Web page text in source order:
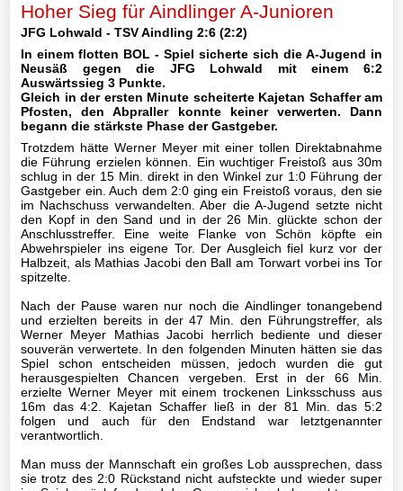
II-
Mannschaft
III-
Mannschaft
Seniorenfußball
Jugendfußball
A1-
Jugend
Archiv
A2-
Jugend
B1-
Jugend
B2-
Jugend
C1-
Hoher Sieg für Aindlinger A-Junioren
JFG Lohwald - TSV Aindling 2:6 (2:2)
In einem flotten BOL - Spiel sicherte sich die A-Jugend in
Neusäß gegen die JFG Lohwald mit einem 6:2
Auswärtssieg 3 Punkte.
Gleich in der ersten Minute scheiterte Kajetan Schaffer am
Pfosten, den Abpraller konnte keiner verwerten. Dann
begann die stärkste Phase der Gastgeber.
Trotzdem hätte Werner Meyer mit einer tollen Direktabnahme
die Führung erzielen können. Ein wuchtiger Freistoß aus 30m
schlug in der 15 Min. direkt in den Winkel zur 1:0 Führung der
Gastgeber ein. Auch dem 2:0 ging ein Freistoß voraus, den sie
im Nachschuss verwandelten. Aber die A-Jugend setzte nicht
den Kopf in den Sand und in der 26 Min. glückte schon der
Anschlusstreffer. Eine weite Flanke von Schön köpfte ein
Abwehrspieler ins eigene Tor. Der Ausgleich fiel kurz vor der
Halbzeit, als Mathias Jacobi den Ball am Torwart vorbei ins Tor
spitzelte.
Nach der Pause waren nur noch die Aindlinger tonangebend
und erzielten bereits in der 47 Min. den Führungstreffer, als
Werner Meyer Mathias Jacobi herrlich bediente und dieser
souverän verwertete. In den folgenden Minuten hätten sie das
Spiel schon entscheiden müssen, jedoch wurden die gut
herausgespielten Chancen vergeben. Erst in der 66 Min.
erzielte Werner Meyer mit einem trockenen Linksschuss aus
16m das 4:2. Kajetan Schaffer ließ in der 81 Min. das 5:2
folgen und auch für den Endstand war letztgenannter
verantwortlich.
Man muss der Mannschaft ein großes Lob aussprechen, dass
sie trotz des 2:0 Rückstand nicht aufsteckte und wieder super